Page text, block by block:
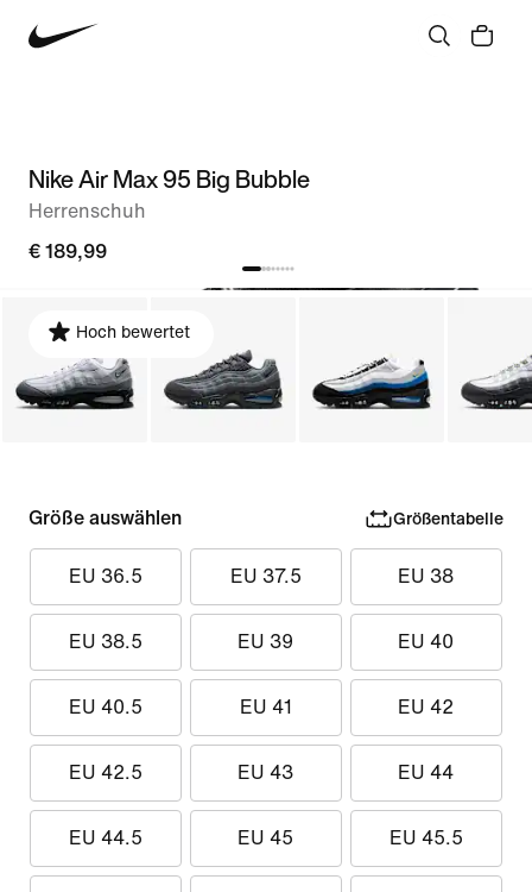
Nike Air Max 95 Big Bubble
Herrenschuh
€ 189,99
Hoch bewertet
Größe auswählen Größentabelle
EU 36.5 EU 37.5 EU 38
EU 38.5 EU 39 EU 40
EU 40.5 EU 41 EU 42
EU 42.5 EU 43 EU 44
EU 44.5 EU 45 EU 45.5